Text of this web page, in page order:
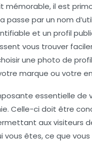
mémorable, il est
passe par un nom
et un profil
vous trouver
une photo de
marque ou votre
essentielle de
. Celle-ci doit être
aux visiteurs
vous êtes, ce que